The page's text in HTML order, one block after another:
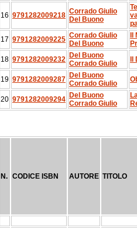
16 9791282009218 Corrado Giulio
Del Buono
17 9791282009225 Corrado Giulio
Del Buono
18 9791282009232 Del Buono
Corrado Giulio
19 9791282009287 Del Buono
Corrado Giulio
20 9791282009294 Del Buono
Corrado Giulio
N. CODICE ISBN AUTORE TITOLO